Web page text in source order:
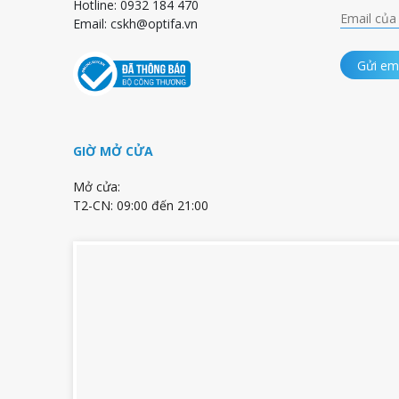
Hotline: 0932 184 470
Email: cskh@optifa.vn
Gửi
GIỜ MỞ CỬA
Mở cửa:
T2-CN: 09:00 đến 21:00